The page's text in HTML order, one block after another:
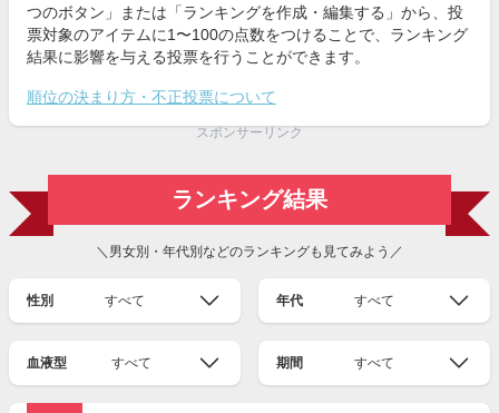
つのボタン」または「ランキングを作成・編集する」から、投
票対象のアイテムに1〜100の点数をつけることで、ランキング
結果に影響を与える投票を行うことができます。
順位の決まり方・不正投票について
スポンサーリンク
ランキング結果
＼男女別・年代別などのランキングも見てみよう／
性別 すべて 年代 すべて
血液型 すべて 期間 すべて